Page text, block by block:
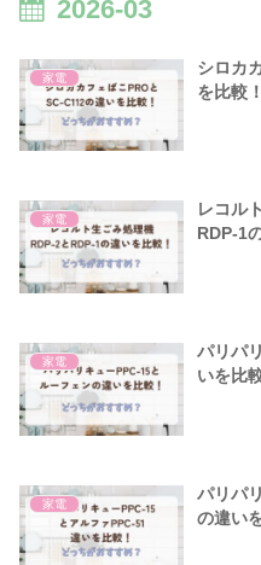
2026-03
家電
シロカ
を比較
家電
レコル
RDP-1
家電
パリパ
いを比
家電
パリパ
の違い